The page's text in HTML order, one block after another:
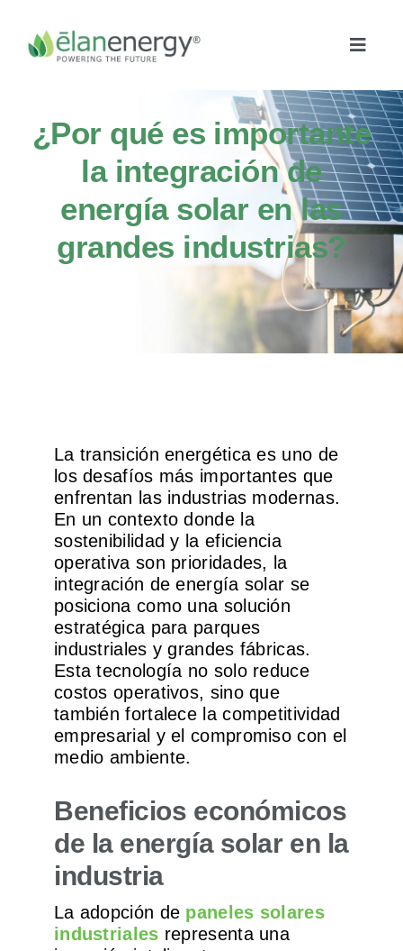
content
Toggle
Cogeneración
Microgrids
Monitoreo Inteligente
¿Por qué es importante
la integración de
energía solar en las
grandes industrias?
La transición energética es uno de
los desafíos más importantes que
enfrentan las industrias modernas.
En un contexto donde la
sostenibilidad y la eficiencia
operativa son prioridades, la
integración de energía solar se
posiciona como una solución
estratégica para parques
industriales y grandes fábricas.
Esta tecnología no solo reduce
costos operativos, sino que
también fortalece la competitividad
empresarial y el compromiso con el
medio ambiente.
Beneficios económicos
de la energía solar en la
industria
La adopción de paneles solares
industriales representa una